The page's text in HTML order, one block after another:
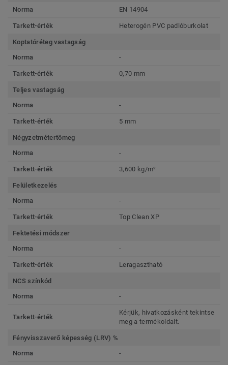
Norma
EN 14904
Tarkett-érték Heterogén PVC padlóburkolat
Koptatóréteg vastagság
Norma
-
Tarkett-érték 0,70 mm
Teljes vastagság
Norma
-
Tarkett-érték 5 mm
Négyzetmétertömeg
Norma
-
Tarkett-érték 3,600 kg/m²
Felületkezelés
Norma
-
Tarkett-érték Top Clean XP
Fektetési módszer
Norma
-
Tarkett-érték Leragasztható
NCS színkód
Norma
-
Tarkett-érték
Kérjük, hivatkozásként tekintse
meg a termékoldalt.
Fényvisszaverő képesség (LRV) %
Norma
-